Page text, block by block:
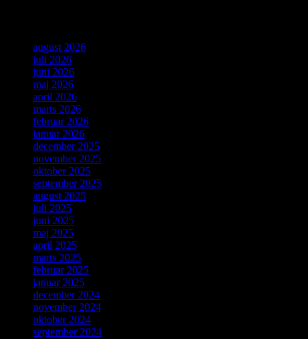
august 2026
juli 2026
juni 2026
maj 2026
april 2026
marts 2026
februar 2026
januar 2026
december 2025
november 2025
oktober 2025
september 2025
august 2025
juli 2025
juni 2025
maj 2025
april 2025
marts 2025
februar 2025
januar 2025
december 2024
november 2024
oktober 2024
september 2024